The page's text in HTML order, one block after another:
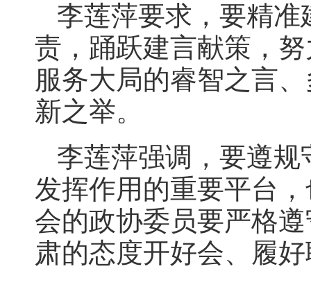
李莲萍要求，要精
责，踊跃建言献策，
服务大局的睿智之言
新之举。
李莲萍强调，要遵
发挥作用的重要平台
会的政协委员要严格
肃的态度开好会、履